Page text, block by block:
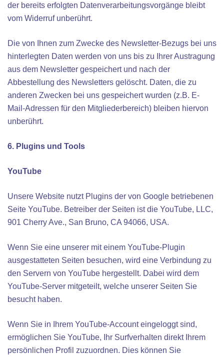
der bereits erfolgten Datenverarbeitungsvorgänge bleibt
vom Widerruf unberührt.
Die von Ihnen zum Zwecke des Newsletter-Bezugs bei uns
hinterlegten Daten werden von uns bis zu Ihrer Austragung
aus dem Newsletter gespeichert und nach der
Abbestellung des Newsletters gelöscht. Daten, die zu
anderen Zwecken bei uns gespeichert wurden (z.B. E-
Mail-Adressen für den Mitgliederbereich) bleiben hiervon
unberührt.
6. Plugins und Tools
YouTube
Unsere Website nutzt Plugins der von Google betriebenen
Seite YouTube. Betreiber der Seiten ist die YouTube, LLC,
901 Cherry Ave., San Bruno, CA 94066, USA.
Wenn Sie eine unserer mit einem YouTube-Plugin
ausgestatteten Seiten besuchen, wird eine Verbindung zu
den Servern von YouTube hergestellt. Dabei wird dem
YouTube-Server mitgeteilt, welche unserer Seiten Sie
besucht haben.
Wenn Sie in Ihrem YouTube-Account eingeloggt sind,
ermöglichen Sie YouTube, Ihr Surfverhalten direkt Ihrem
persönlichen Profil zuzuordnen. Dies können Sie